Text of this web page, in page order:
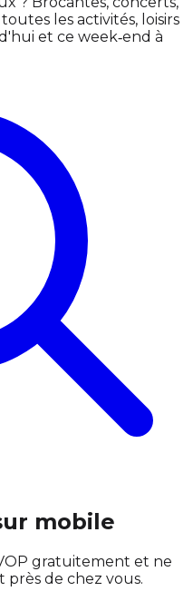
les activités, loisirs
et ce week‑end à
mobile
gratuitement et ne
de chez vous.